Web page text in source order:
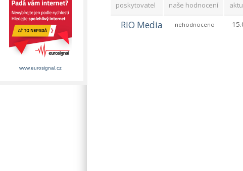
poskytovatel naše hodnocení
RIO Media nehodnoceno
www.eurosignal.cz